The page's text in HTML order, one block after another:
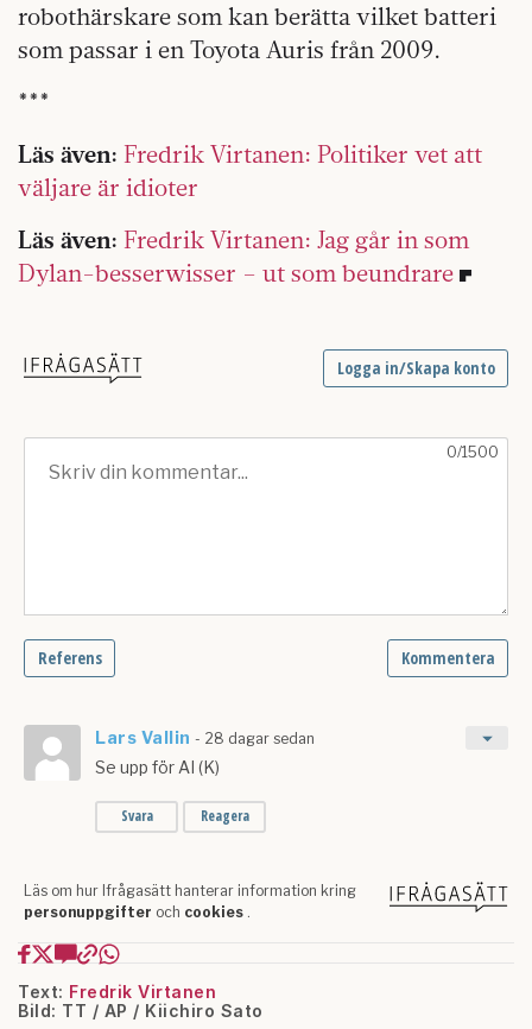
robothärskare som kan berätta vilket batteri
som passar i en Toyota Auris från 2009.
***
Läs även: Fredrik Virtanen: Politiker vet att
väljare är idioter
Läs även: Fredrik Virtanen: Jag går in som
Dylan-besserwisser – ut som beundrare
Text: Fredrik Virtanen
Bild: TT / AP / Kiichiro Sato